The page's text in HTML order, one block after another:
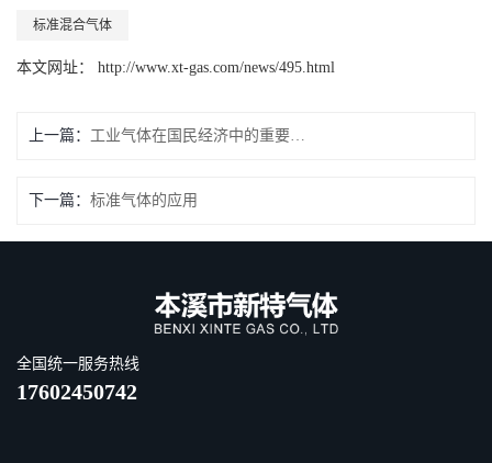
标准混合气体
本文网址： http://www.xt-gas.com/news/495.html
上一篇： 工业气体在国民经济中的重要地位和作用日益凸显！
下一篇： 标准气体的应用
全国统一服务热线
17602450742